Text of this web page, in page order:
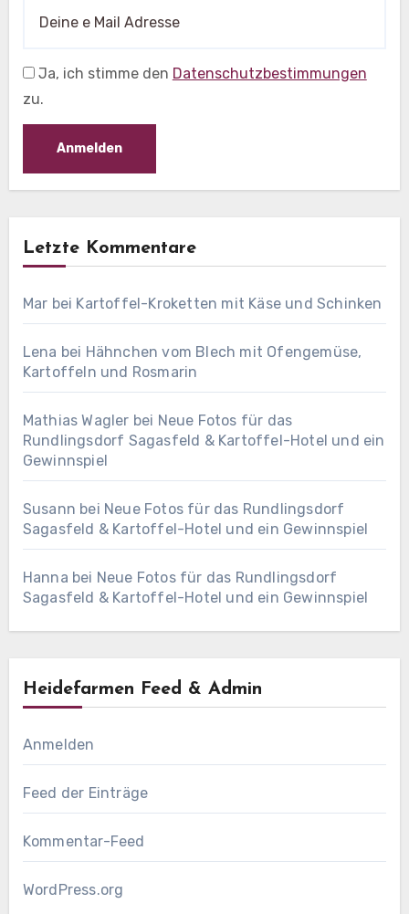
Ja, ich stimme den Datenschutzbestimmungen
zu.
Letzte Kommentare
Mar bei Kartoffel-Kroketten mit Käse und Schinken
Lena bei Hähnchen vom Blech mit Ofengemüse,
Kartoffeln und Rosmarin
Mathias Wagler bei Neue Fotos für das
Rundlingsdorf Sagasfeld & Kartoffel-Hotel und ein
Gewinnspiel
Susann bei Neue Fotos für das Rundlingsdorf
Sagasfeld & Kartoffel-Hotel und ein Gewinnspiel
Hanna bei Neue Fotos für das Rundlingsdorf
Sagasfeld & Kartoffel-Hotel und ein Gewinnspiel
Heidefarmen Feed & Admin
Anmelden
Feed der Einträge
Kommentar-Feed
WordPress.org